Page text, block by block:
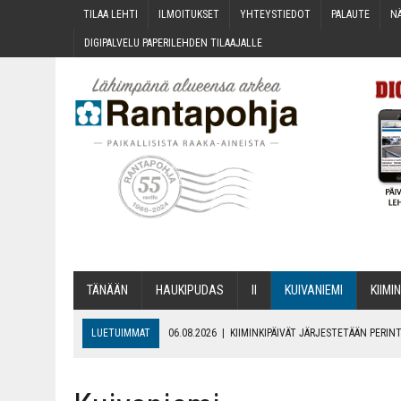
TILAA LEH­TI ILMOI­TUK­SET YHTEYS­TIE­DOT PALAU­TE
DIGI­PAL­VE­LU PAPE­RI­LEH­DEN TILAAJALLE
TÄNÄÄN HAU­KI­PU­DAS KUI­VA­NIE­MI
LUETUIMMAT 06.08.2026 | KII­MIN­KI­PÄI­VÄT JÄR­JES­TE­TÄÄN
06.08.2026 MAKA­RO­NI­LAA­TI­KOL­LA ARKEEN